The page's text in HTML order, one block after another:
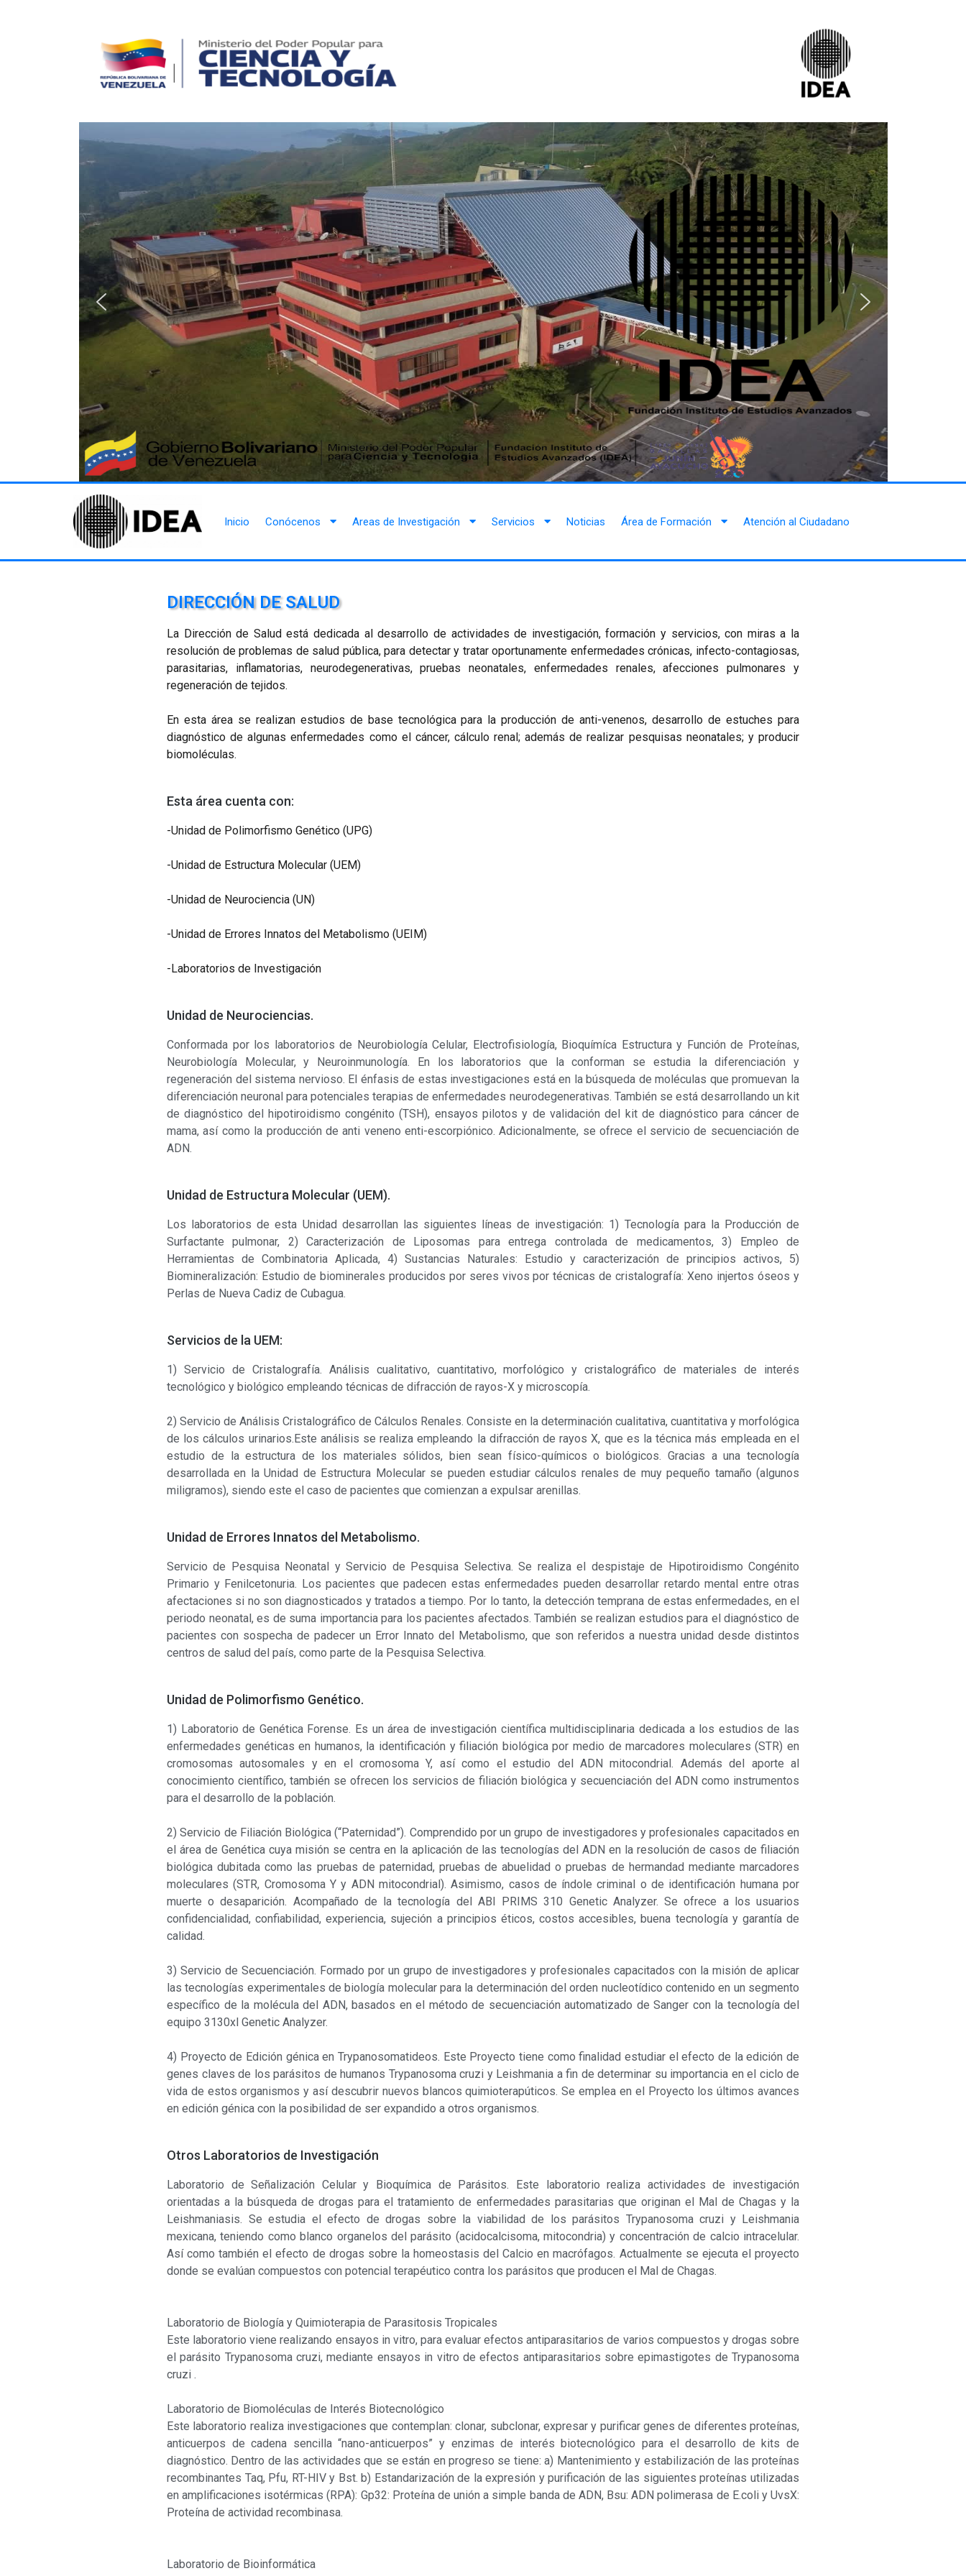
Inicio Conócenos Areas de Investigación Servicios Noticias Área de Formación Atención al Ciudadano
DIRECCIÓN DE SALUD
La Dirección de Salud está dedicada al desarrollo de actividades de investigación, formación y servicios, con miras a la
resolución de problemas de salud pública, para detectar y tratar oportunamente enfermedades crónicas, infecto-contagiosas,
parasitarias, inflamatorias, neurodegenerativas, pruebas neonatales, enfermedades renales, afecciones pulmonares y
regeneración de tejidos.
En esta área se realizan estudios de base tecnológica para la producción de anti-venenos, desarrollo de estuches para
diagnóstico de algunas enfermedades como el cáncer, cálculo renal; además de realizar pesquisas neonatales; y producir
biomoléculas.
Esta área cuenta con:
-Unidad de Polimorfismo Genético (UPG)
-Unidad de Estructura Molecular (UEM)
-Unidad de Neurociencia (UN)
-Unidad de Errores Innatos del Metabolismo (UEIM)
-Laboratorios de Investigación
Unidad de Neurociencias.
Conformada por los laboratorios de Neurobiología Celular, Electrofisiología, Bioquímíca Estructura y Función de Proteínas,
Neurobiología Molecular, y Neuroinmunología. En los laboratorios que la conforman se estudia la diferenciación y
regeneración del sistema nervioso. El énfasis de estas investigaciones está en la búsqueda de moléculas que promuevan la
diferenciación neuronal para potenciales terapias de enfermedades neurodegenerativas. También se está desarrollando un kit
de diagnóstico del hipotiroidismo congénito (TSH), ensayos pilotos y de validación del kit de diagnóstico para cáncer de
mama, así como la producción de anti veneno enti-escorpiónico. Adicionalmente, se ofrece el servicio de secuenciación de
ADN.
Unidad de Estructura Molecular (UEM).
Los laboratorios de esta Unidad desarrollan las siguientes líneas de investigación: 1) Tecnología para la Producción de
Surfactante pulmonar, 2) Caracterización de Liposomas para entrega controlada de medicamentos, 3) Empleo de
Herramientas de Combinatoria Aplicada, 4) Sustancias Naturales: Estudio y caracterización de principios activos, 5)
Biomineralización: Estudio de biominerales producidos por seres vivos por técnicas de cristalografía: Xeno injertos óseos y
Perlas de Nueva Cadiz de Cubagua.
Servicios de la UEM:
1) Servicio de Cristalografía. Análisis cualitativo, cuantitativo, morfológico y cristalográfico de materiales de interés
tecnológico y biológico empleando técnicas de difracción de rayos-X y microscopía.
2) Servicio de Análisis Cristalográfico de Cálculos Renales. Consiste en la determinación cualitativa, cuantitativa y morfológica
de los cálculos urinarios.Este análisis se realiza empleando la difracción de rayos X, que es la técnica más empleada en el
estudio de la estructura de los materiales sólidos, bien sean físico-químicos o biológicos. Gracias a una tecnología
desarrollada en la Unidad de Estructura Molecular se pueden estudiar cálculos renales de muy pequeño tamaño (algunos
miligramos), siendo este el caso de pacientes que comienzan a expulsar arenillas.
Unidad de Errores Innatos del Metabolismo.
Servicio de Pesquisa Neonatal y Servicio de Pesquisa Selectiva. Se realiza el despistaje de Hipotiroidismo Congénito
Primario y Fenilcetonuria. Los pacientes que padecen estas enfermedades pueden desarrollar retardo mental entre otras
afectaciones si no son diagnosticados y tratados a tiempo. Por lo tanto, la detección temprana de estas enfermedades, en el
periodo neonatal, es de suma importancia para los pacientes afectados. También se realizan estudios para el diagnóstico de
pacientes con sospecha de padecer un Error Innato del Metabolismo, que son referidos a nuestra unidad desde distintos
centros de salud del país, como parte de la Pesquisa Selectiva.
Unidad de Polimorfismo Genético.
1) Laboratorio de Genética Forense. Es un área de investigación científica multidisciplinaria dedicada a los estudios de las
enfermedades genéticas en humanos, la identificación y filiación biológica por medio de marcadores moleculares (STR) en
cromosomas autosomales y en el cromosoma Y, así como el estudio del ADN mitocondrial. Además del aporte al
conocimiento científico, también se ofrecen los servicios de filiación biológica y secuenciación del ADN como instrumentos
para el desarrollo de la población.
2) Servicio de Filiación Biológica (“Paternidad”). Comprendido por un grupo de investigadores y profesionales capacitados en
el área de Genética cuya misión se centra en la aplicación de las tecnologías del ADN en la resolución de casos de filiación
biológica dubitada como las pruebas de paternidad, pruebas de abuelidad o pruebas de hermandad mediante marcadores
moleculares (STR, Cromosoma Y y ADN mitocondrial). Asimismo, casos de índole criminal o de identificación humana por
muerte o desaparición. Acompañado de la tecnología del ABI PRIMS 310 Genetic Analyzer. Se ofrece a los usuarios
confidencialidad, confiabilidad, experiencia, sujeción a principios éticos, costos accesibles, buena tecnología y garantía de
calidad.
3) Servicio de Secuenciación. Formado por un grupo de investigadores y profesionales capacitados con la misión de aplicar
las tecnologías experimentales de biología molecular para la determinación del orden nucleotídico contenido en un segmento
específico de la molécula del ADN, basados en el método de secuenciación automatizado de Sanger con la tecnología del
equipo 3130xl Genetic Analyzer.
4) Proyecto de Edición génica en Trypanosomatideos. Este Proyecto tiene como finalidad estudiar el efecto de la edición de
genes claves de los parásitos de humanos Trypanosoma cruzi y Leishmania a fin de determinar su importancia en el ciclo de
vida de estos organismos y así descubrir nuevos blancos quimioterapúticos. Se emplea en el Proyecto los últimos avances
en edición génica con la posibilidad de ser expandido a otros organismos.
Otros Laboratorios de Investigación
Laboratorio de Señalización Celular y Bioquímica de Parásitos. Este laboratorio realiza actividades de investigación
orientadas a la búsqueda de drogas para el tratamiento de enfermedades parasitarias que originan el Mal de Chagas y la
Leishmaniasis. Se estudia el efecto de drogas sobre la viabilidad de los parásitos Trypanosoma cruzi y Leishmania
mexicana, teniendo como blanco organelos del parásito (acidocalcisoma, mitocondria) y concentración de calcio intracelular.
Así como también el efecto de drogas sobre la homeostasis del Calcio en macrófagos. Actualmente se ejecuta el proyecto
donde se evalúan compuestos con potencial terapéutico contra los parásitos que producen el Mal de Chagas.
Laboratorio de Biología y Quimioterapia de Parasitosis Tropicales
Este laboratorio viene realizando ensayos in vitro, para evaluar efectos antiparasitarios de varios compuestos y drogas sobre
el parásito Trypanosoma cruzi, mediante ensayos in vitro de efectos antiparasitarios sobre epimastigotes de Trypanosoma
cruzi .
Laboratorio de Biomoléculas de Interés Biotecnológico
Este laboratorio realiza investigaciones que contemplan: clonar, subclonar, expresar y purificar genes de diferentes proteínas,
anticuerpos de cadena sencilla “nano-anticuerpos” y enzimas de interés biotecnológico para el desarrollo de kits de
diagnóstico. Dentro de las actividades que se están en progreso se tiene: a) Mantenimiento y estabilización de las proteínas
recombinantes Taq, Pfu, RT-HIV y Bst. b) Estandarización de la expresión y purificación de las siguientes proteínas utilizadas
en amplificaciones isotérmicas (RPA): Gp32: Proteína de unión a simple banda de ADN, Bsu: ADN polimerasa de E.coli y UvsX:
Proteína de actividad recombinasa.
Laboratorio de Bioinformática